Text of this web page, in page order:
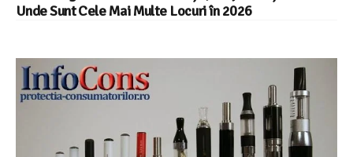
Unde Sunt Cele Mai Multe Locuri în 2026